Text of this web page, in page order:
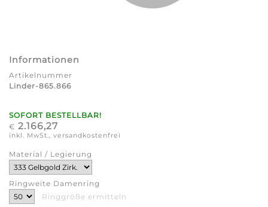
Informationen
Artikelnummer
Linder-865.866
SOFORT BESTELLBAR!
€ 2.166,27
inkl. MwSt., versandkostenfrei
Material / Legierung
Ringweite Damenring
Ringgröße ermitteln